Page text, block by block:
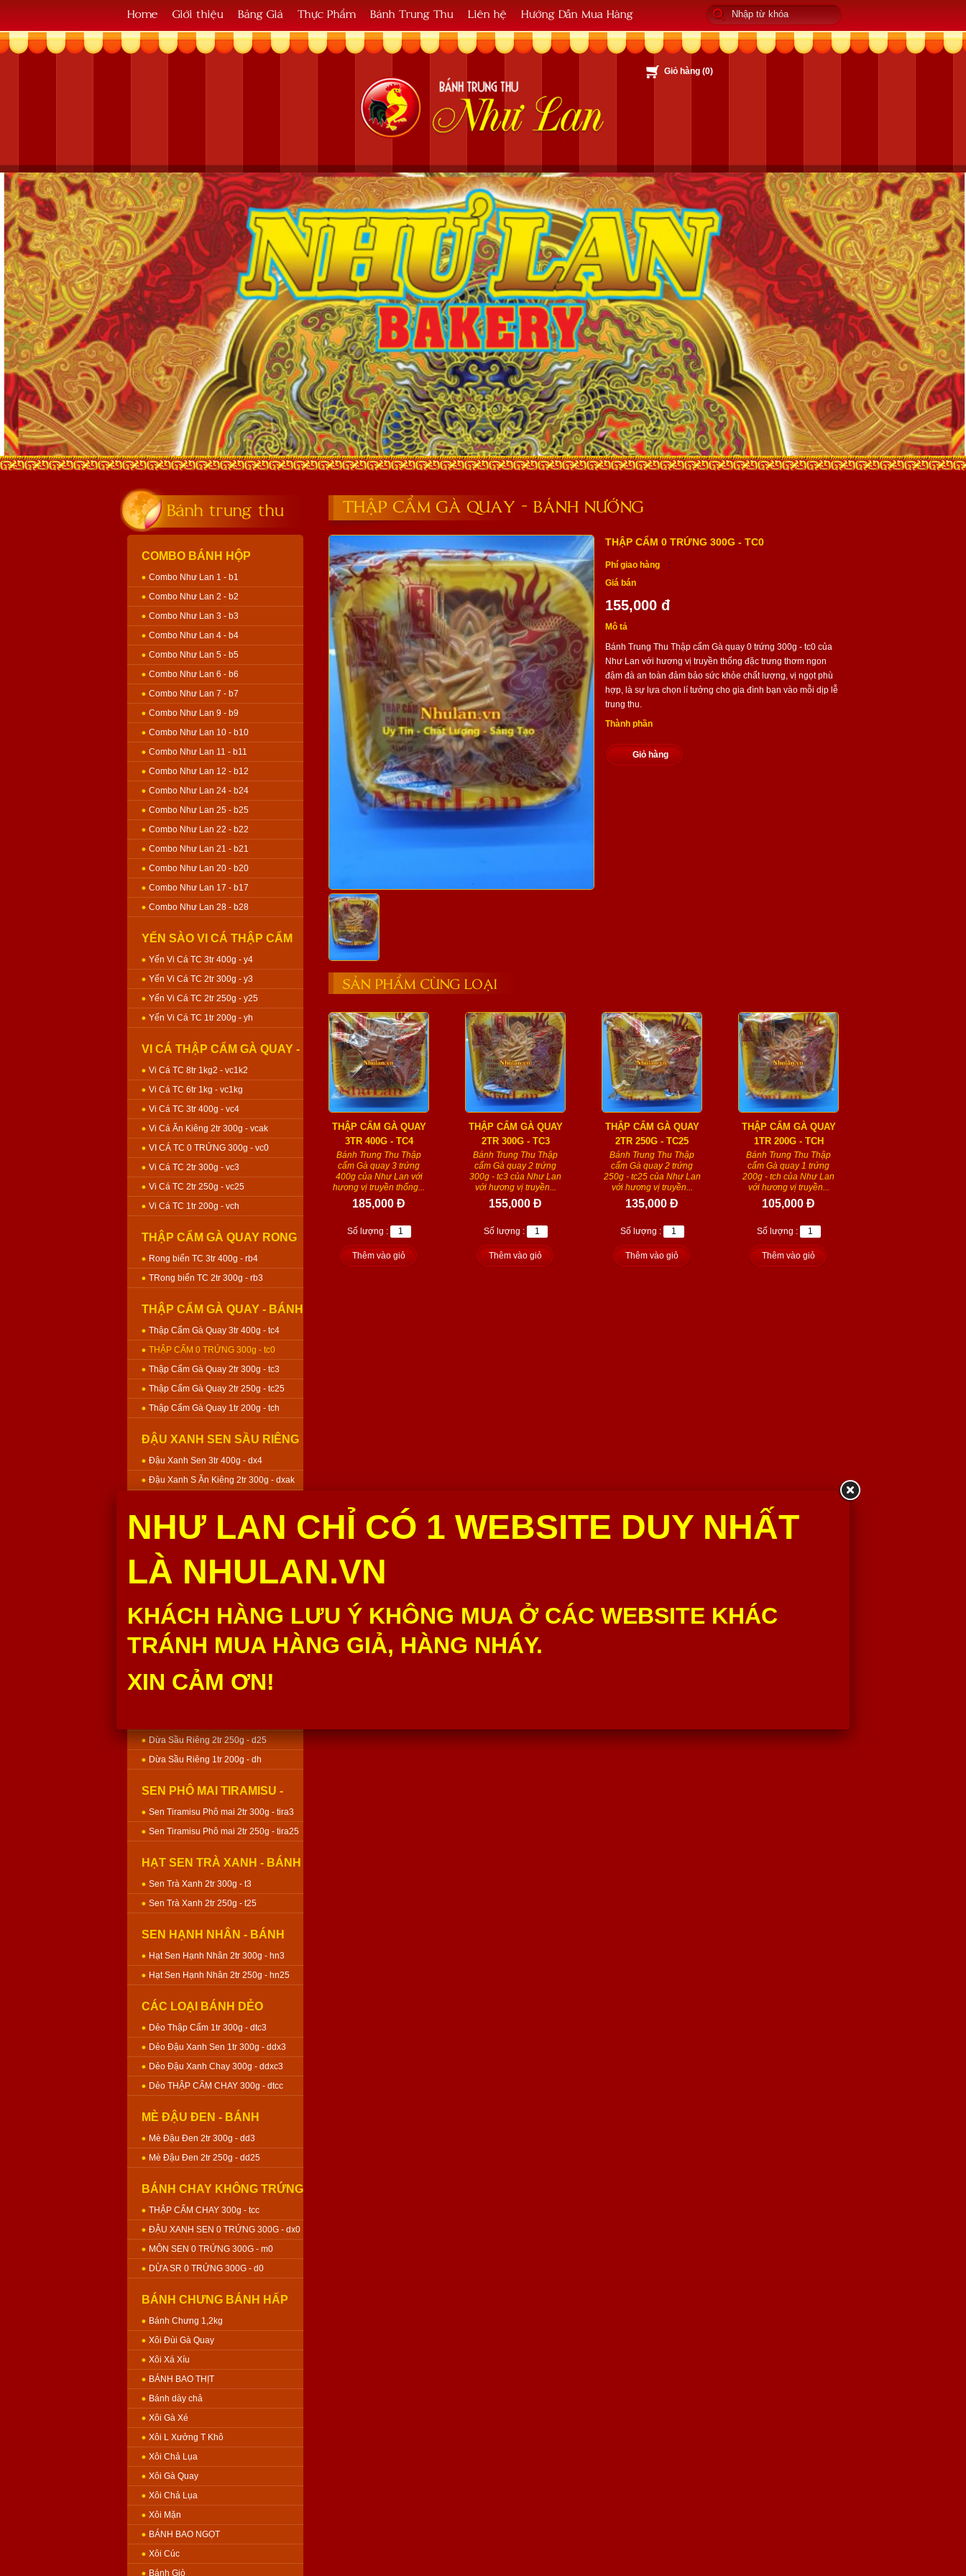
Home Giới thiệu Bảng Giá Thực Phẩm Bánh Trung Thu Liên hệ Hướng Dẫn Mua Hàng
Giỏ hàng (0)
Bánh trung thu
COMBO BÁNH HỘP
Combo Như Lan 1 - b1
Combo Như Lan 2 - b2
Combo Như Lan 3 - b3
Combo Như Lan 4 - b4
Combo Như Lan 5 - b5
Combo Như Lan 6 - b6
Combo Như Lan 7 - b7
Combo Như Lan 9 - b9
Combo Như Lan 10 - b10
Combo Như Lan 11 - b11
Combo Như Lan 12 - b12
Combo Như Lan 24 - b24
Combo Như Lan 25 - b25
Combo Như Lan 22 - b22
Combo Như Lan 21 - b21
Combo Như Lan 20 - b20
Combo Như Lan 17 - b17
Combo Như Lan 28 - b28
YẾN SÀO VI CÁ THẬP CẨM
GÀ QUAY - BÁNH NƯỚNG
Yến Vi Cá TC 3tr 400g - y4
Yến Vi Cá TC 2tr 300g - y3
Yến Vi Cá TC 2tr 250g - y25
Yến Vi Cá TC 1tr 200g - yh
VI CÁ THẬP CẨM GÀ QUAY -
BÁNH NƯỚNG
Vi Cá TC 8tr 1kg2 - vc1k2
Vi Cá TC 6tr 1kg - vc1kg
Vi Cá TC 3tr 400g - vc4
Vi Cá Ăn Kiêng 2tr 300g - vcak
VI CÁ TC 0 TRỨNG 300g - vc0
Vi Cá TC 2tr 300g - vc3
Vi Cá TC 2tr 250g - vc25
Vi Cá TC 1tr 200g - vch
THẬP CẨM GÀ QUAY RONG
BIỂN - BÁNH NƯỚNG
Rong biển TC 3tr 400g - rb4
TRong biển TC 2tr 300g - rb3
THẬP CẨM GÀ QUAY - BÁNH
NƯỚNG
Thập Cẩm Gà Quay 3tr 400g - tc4
THẬP CẨM 0 TRỨNG 300g - tc0
Thập Cẩm Gà Quay 2tr 300g - tc3
Thập Cẩm Gà Quay 2tr 250g - tc25
Thập Cẩm Gà Quay 1tr 200g - tch
ĐẬU XANH SEN SẦU RIÊNG
- BÁNH NƯỚNG
Đậu Xanh Sen 3tr 400g - dx4
Đậu Xanh S Ăn Kiêng 2tr 300g - dxak
Đậu Xanh Sen 2tr 250g - dx25
Đậu Xanh Sen 1tr 200g - dxh
MÔN SEN - BÁNH NƯỚNG
Môn Sen 2tr 300g - m3
Môn Sen 1tr 200g - mh200
DỪA SẦU RIÊNG - BÁNH
Dừa Sầu Riêng 2tr 250g - d25
Dừa Sầu Riêng 1tr 200g - dh
SEN PHÔ MAI TIRAMISU -
BÁNH NƯỚNG
Sen Tiramisu Phô mai 2tr 300g - tira3
Sen Tiramisu Phô mai 2tr 250g - tira25
HẠT SEN TRÀ XANH - BÁNH
NƯỚNG
Sen Trà Xanh 2tr 300g - t3
Sen Trà Xanh 2tr 250g - t25
SEN HẠNH NHÂN - BÁNH
NƯỚNG
Hạt Sen Hạnh Nhân 2tr 300g - hn3
Hạt Sen Hạnh Nhân 2tr 250g - hn25
CÁC LOẠI BÁNH DẺO
Dẻo Thập Cẩm 1tr 300g - dtc3
Dẻo Đậu Xanh Sen 1tr 300g - ddx3
Dẻo Đậu Xanh Chay 300g - ddxc3
Dẻo THẬP CẨM CHAY 300g - dtcc
MÈ ĐẬU ĐEN - BÁNH
NƯỚNG
Mè Đậu Đen 2tr 300g - dd3
Mè Đậu Đen 2tr 250g - dd25
BÁNH CHAY KHÔNG TRỨNG
- BÁNH NƯỚNG
THẬP CẨM CHAY 300g - tcc
ĐẬU XANH SEN 0 TRỨNG 300G - dx0
MÔN SEN 0 TRỨNG 300G - m0
DỪA SR 0 TRỨNG 300G - d0
BÁNH CHƯNG BÁNH HẤP
Bánh Chưng 1,2kg
Xôi Đùi Gà Quay
Xôi Xá Xíu
BÁNH BAO THỊT
Bánh dày chả
Xôi Gà Xé
Xôi L Xưởng T Khô
Xôi Chả Lụa
Xôi Gà Quay
Xôi Chả Lụa
Xôi Mặn
BÁNH BAO NGỌT
Xôi Cúc
Bánh Giò
THẬP CẨM GÀ QUAY - BÁNH NƯỚNG
THẬP CẨM 0 TRỨNG 300G - TC0
Phí giao hàng
:
Giá bán
155,000 đ
Mô tả
Bánh Trung Thu Thập cẩm Gà quay 0 trứng 300g - tc0 của
Như Lan với hương vị truyền thống đặc trưng thơm ngon
đậm đà an toàn đảm bảo sức khỏe chất lượng, vị ngọt phù
hợp, là sự lựa chọn lí tưởng cho gia đình bạn vào mỗi dịp lễ
trung thu.
Thành phần
Giỏ hàng
SẢN PHẨM CÙNG LOẠI
THẬP CẨM GÀ QUAY
3TR 400G - TC4
Bánh Trung Thu Thập
cẩm Gà quay 3 trứng
400g của Như Lan với
hương vị truyền thống...
185,000 Đ
Số lượng :
Thêm vào giỏ
THẬP CẨM GÀ QUAY
2TR 300G - TC3
Bánh Trung Thu Thập
cẩm Gà quay 2 trứng
300g - tc3 của Như Lan
với hương vị truyền...
155,000 Đ
Số lượng :
Thêm vào giỏ
THẬP CẨM GÀ QUAY
2TR 250G - TC25
Bánh Trung Thu Thập
cẩm Gà quay 2 trứng
250g - tc25 của Như Lan
với hương vị truyền...
135,000 Đ
Số lượng :
Thêm vào giỏ
THẬP CẨM GÀ QUAY
1TR 200G - TCH
Bánh Trung Thu Thập
cẩm Gà quay 1 trứng
200g - tch của Như Lan
với hương vị truyền...
105,000 Đ
Số lượng :
Thêm vào giỏ
NHƯ LAN CHỈ CÓ 1 WEBSITE DUY NHẤT
LÀ NHULAN.VN
KHÁCH HÀNG LƯU Ý KHÔNG MUA Ở CÁC WEBSITE KHÁC
TRÁNH MUA HÀNG GIẢ, HÀNG NHÁY.
XIN CẢM ƠN!